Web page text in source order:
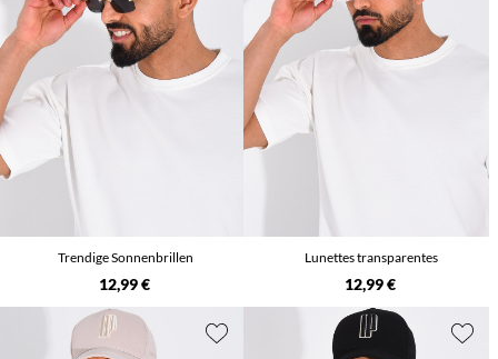
Trendige Sonnenbrillen
12,99 €
Lunettes transparentes
12,99 €